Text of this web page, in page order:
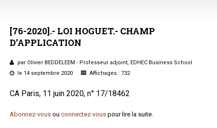
Sommaires
Chroniques
Etudes de texte
Réponses ministérielles
Formez-vous !
[76-2020].- LOI HOGUET.- CHAMP
D’APPLICATION
par Olivier BEDDELEEM - Professeur adjoint, EDHEC Business School
le 14 septembre 2020
Affichages : 732
CA Paris, 11 juin 2020, n° 17/18462
Abonnez-vous ou connectez-vous pour lire la suite.